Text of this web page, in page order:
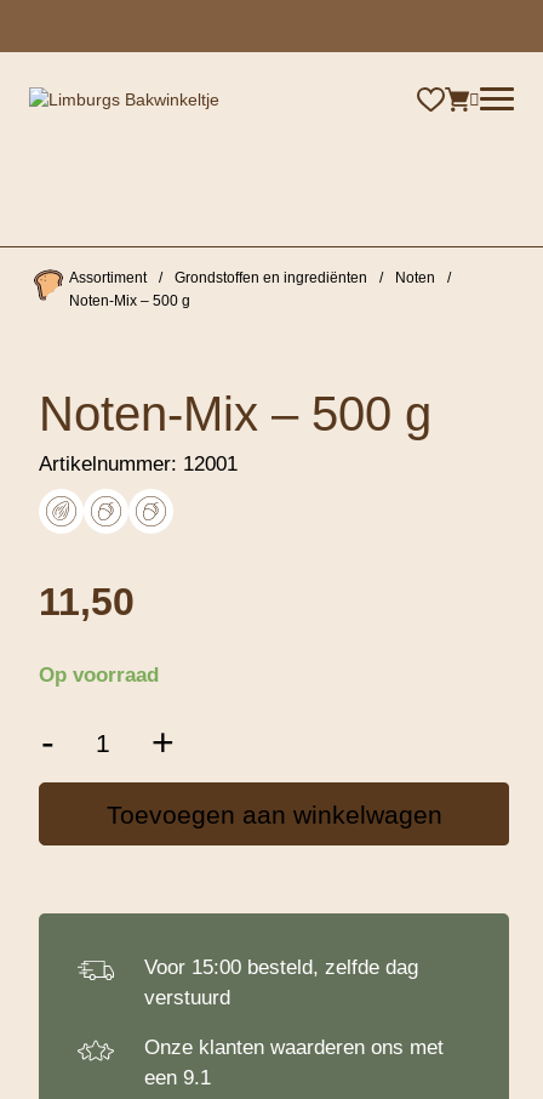
Assortiment / Grondstoffen en ingrediënten / Noten
/
Noten-Mix – 500 g
Noten-Mix – 500 g
Artikelnummer: 12001
11,50
Op voorraad
-
500
aantal
+
Toevoegen aan winkelwagen
Voor 15:00 besteld, zelfde dag
verstuurd
Onze klanten waarderen ons met
een 9.1